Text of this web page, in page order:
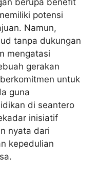
potensi
Namun,
tanpa dukungan
mengatasi
gerakan
untuk
guna
di seantero
inisiatif
nyata dari
kepedulian